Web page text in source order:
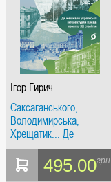
Ігор Гирич
Саксаганського,
Володимирська,
Хрещатик... Де
мешкали українські
інтелектуали Києва
початку ХХ століття
495.00грн